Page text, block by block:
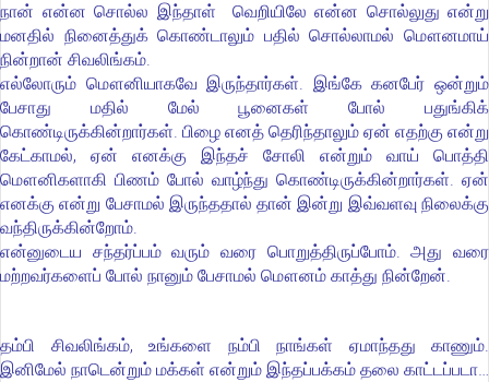
நான் என்ன சொல்ல இந்தாள் வெறியிலே என்ன சொல்லுது என்று
மனதில் நினைத்துக் கொண்டாலும் பதில் சொல்லாமல் மௌனமாய்
நின்றான் சிவலிங்கம்.
எல்லோரும் மௌனியாகவே இருந்தார்கள். இங்கே கனபேர் ஒன்றும்
பேசாது மதில் மேல் பூனைகள் போல் பதுங்கிக்
கொண்டிருக்கின்றார்கள். பிழை எனத் தெரிந்தாலும் ஏன் எதற்கு என்று
கேட்காமல், ஏன் எனக்கு இந்தச் சோலி என்றும் வாய் பொத்தி
மௌனிகளாகி பிணம் போல் வாழ்ந்து கொண்டிருக்கின்றார்கள். ஏன்
எனக்கு என்று பேசாமல் இருந்ததால் தான் இன்று இவ்வளவு நிலைக்கு
வந்திருக்கின்றோம்.
என்னுடைய சந்தர்ப்பம் வரும் வரை பொறுத்திருப்போம். அது வரை
மற்றவர்களைப் போல் நானும் பேசாமல் மௌனம் காத்து நின்றேன்.
தம்பி சிவலிங்கம், உங்களை நம்பி நாங்கள் ஏமாந்தது காணும்.
இனிமேல் நாடென்றும் மக்கள் என்றும் இந்தப்பக்கம் தலை காட்டப்படா…